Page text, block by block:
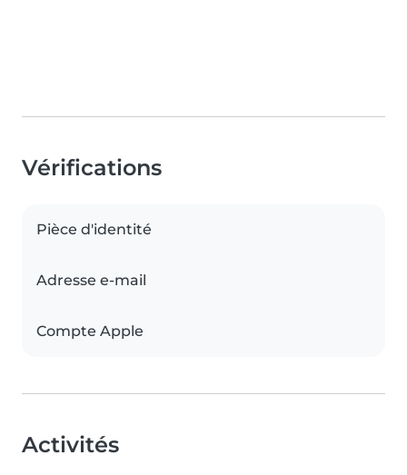
Vérifications
Pièce d'identité
Adresse e-mail
Compte Apple
Activités